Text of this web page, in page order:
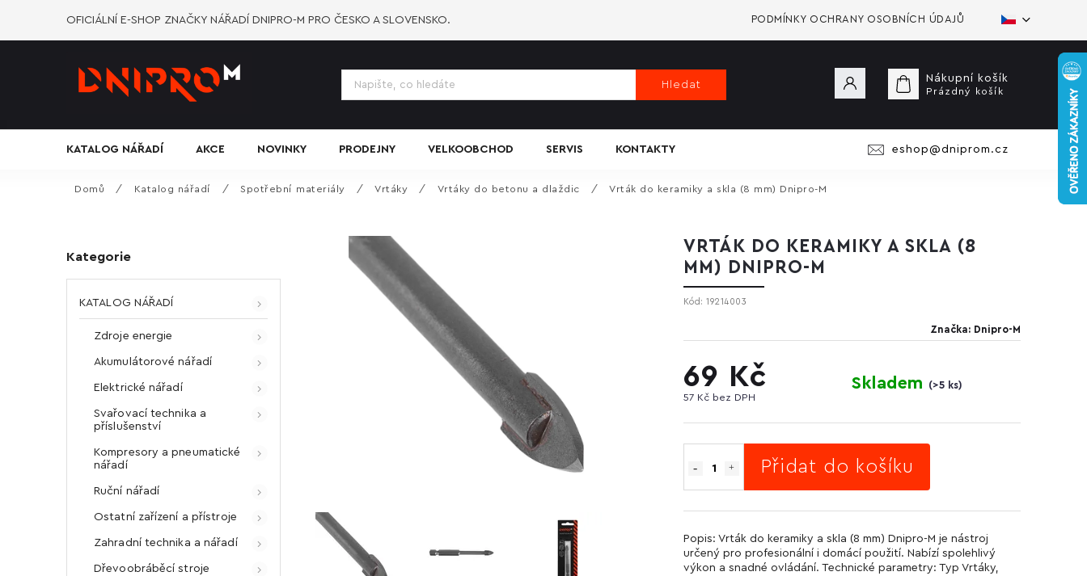
OFICIÁLNÍ E-SHOP ZNAČKY NÁŘADÍ DNIPRO-M PRO ČESKO A SLOVENSKO. PODMÍNKY OCHRANY OSOBNÍCH ÚDAJŮ
Hledat
Nákupní košík
Prázdný košík
KATALOG NÁŘADÍ AKCE NOVINKY PRODEJNY VELKOOBCHOD SERVIS KONTAKTY eshop@dniprom.cz
Domů / Katalog nářadí / Spotřební materiály / Vrtáky / Vrtáky do betonu a dlaždic / Vrták do keramiky a skla (8 mm) Dnipro-M
Kategorie
KATALOG NÁŘADÍ
Zdroje energie
Akumulátorové nářadí
Elektrické nářadí
Svařovací technika a
příslušenství
Kompresory a pneumatické
nářadí
Ruční nářadí
Ostatní zařízení a přístroje
Zahradní technika a nářadí
Dřevoobráběcí stroje
VRTÁK DO KERAMIKY A SKLA (8
MM) DNIPRO-M
Kód: 19214003
Značka: Dnipro-M
69 Kč
57 Kč bez DPH
Skladem (>5 ks)
Přidat do košíku
Popis: Vrták do keramiky a skla (8 mm) Dnipro-M je nástroj
určený pro profesionální i domácí použití. Nabízí spolehlivý
výkon a snadné ovládání. Technické parametry: Typ Vrtáky,